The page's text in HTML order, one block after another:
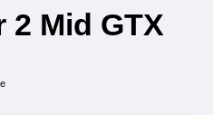
2 Mid GTX